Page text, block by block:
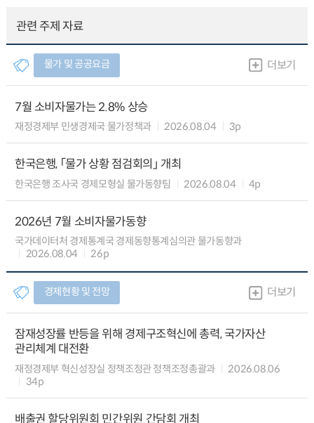
관련 주제 자료
물가 및 공공요금 더보기
7월 소비자물가는 2.8% 상승
재정경제부 민생경제국 물가정책과 2026.08.04 3p
한국은행, 「물가 상황 점검회의」 개최
한국은행 조사국 경제모형실 물가동향팀 2026.08.04 4p
2026년 7월 소비자물가동향
국가데이터처 경제통계국 경제동향통계심의관 물가동향과
2026.08.04
26p
경제현황 및 전망 더보기
잠재성장률 반등을 위해 경제구조혁신에 총력, 국가자산
관리체계 대전환
재정경제부 혁신성장실 정책조정관 정책조정총괄과
2026.08.06
34p
배출권 할당위원회 민간위원 간담회 개최